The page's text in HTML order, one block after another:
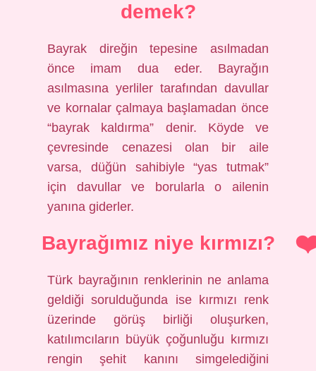
demek?
Bayrak direğin tepesine asılmadan
önce imam dua eder. Bayrağın
asılmasına yerliler tarafından davullar
ve kornalar çalmaya başlamadan önce
“bayrak kaldırma” denir. Köyde ve
çevresinde cenazesi olan bir aile
varsa, düğün sahibiyle “yas tutmak”
için davullar ve borularla o ailenin
yanına giderler.
Bayrağımız niye kırmızı?
Türk bayrağının renklerinin ne anlama
geldiği sorulduğunda ise kırmızı renk
üzerinde görüş birliği oluşurken,
katılımcıların büyük çoğunluğu kırmızı
rengin şehit kanını simgelediğini